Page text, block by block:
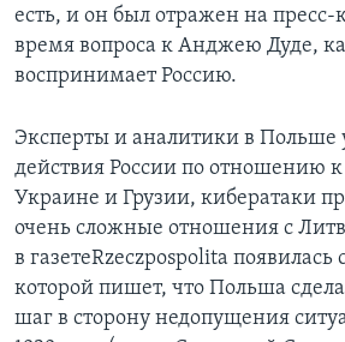
есть, и он был отражен на
время вопроса к Анджею Дуде,
воспринимает Россию.
Эксперты и аналитики в Польше
действия России по отношению
Украине и Грузии, кибератаки
очень сложные отношения с
в газетеRzeczpospolita появилась
которой пишет, что Польша
шаг в сторону недопущения